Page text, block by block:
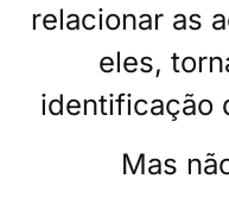
relacionar as
eles,
identificação
Mas